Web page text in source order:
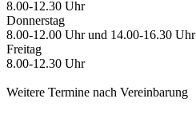
8.00-12.30 Uhr
Donnerstag
8.00-12.00 Uhr und 14.00-16.30 Uhr
Freitag
8.00-12.30 Uhr
Weitere Termine nach Vereinbarung